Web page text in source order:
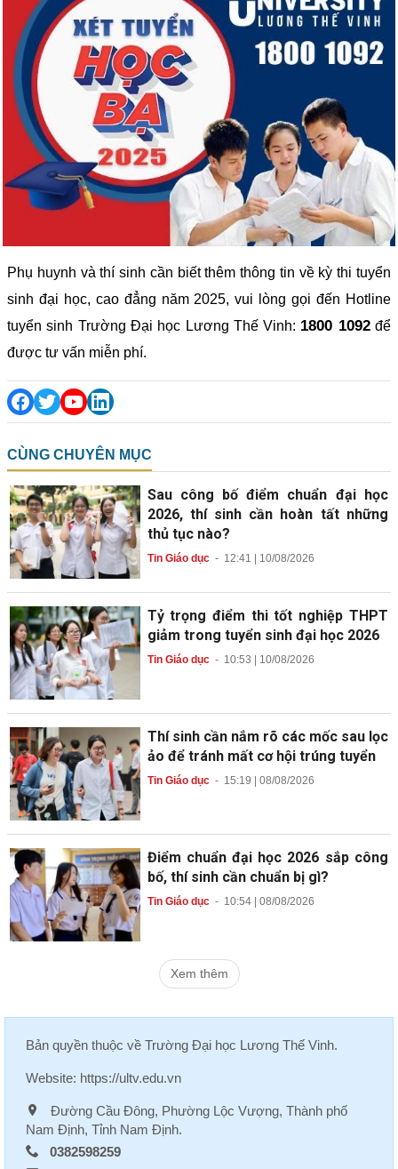
Phụ huynh và thí sinh cần biết thêm thông tin về kỳ thi tuyển
sinh đại học, cao đẳng năm 2025, vui lòng gọi đến Hotline
tuyển sinh Trường Đại học Lương Thế Vinh: 1800 1092để
được tư vấn miễn phí.
CÙNG CHUYÊN MỤC
Sau công bố điểm chuẩn đại học
2026, thí sinh cần hoàn tất những
thủ tục nào?
Tin Giáo dục- 12:41 | 10/08/2026
Tỷ trọng điểm thi tốt nghiệp THPT
giảm trong tuyển sinh đại học 2026
Tin Giáo dục- 10:53 | 10/08/2026
Thí sinh cần nắm rõ các mốc sau lọc
ảo để tránh mất cơ hội trúng tuyển
Tin Giáo dục- 15:19 | 08/08/2026
Điểm chuẩn đại học 2026 sắp công
bố, thí sinh cần chuẩn bị gì?
Tin Giáo dục- 10:54 | 08/08/2026
Xem thêm
Bản quyền thuộc về Trường Đại học Lương Thế Vinh.
Website: https://ultv.edu.vn
Đường Cầu Đông, Phường Lộc Vượng, Thành phố
Nam Định, Tỉnh Nam Định.
0382598259